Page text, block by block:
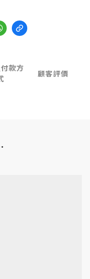
款方
顧客評價